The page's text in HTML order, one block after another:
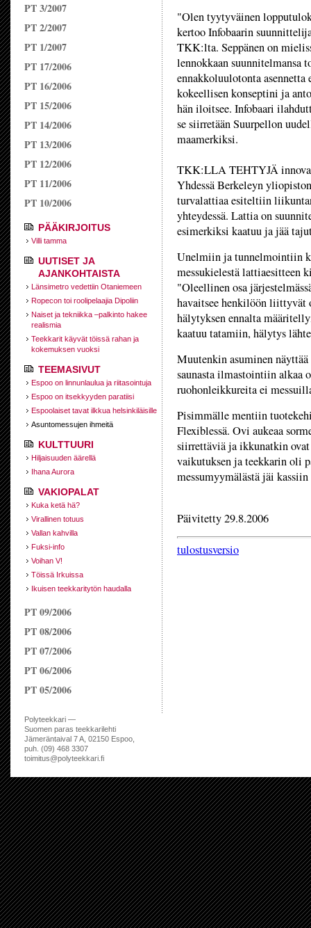
PT 3/2007
PT 2/2007
PT 1/2007
PT 17/2006
PT 16/2006
PT 15/2006
PT 14/2006
PT 13/2006
PT 12/2006
PT 11/2006
PT 10/2006
PÄÄKIRJOITUS
Villi tamma
UUTISET JA
AJANKOHTAISTA
Länsimetro vedettiin Otaniemeen
Ropecon toi roolipelaajia Dipoliin
Naiset ja tekniikka –palkinto hakee
realismia
Teekkarit käyvät töissä rahan ja
kokemuksen vuoksi
TEEMASIVUT
Espoo on linnunlaulua ja riitasointuja
Espoo on itsekkyyden paratiisi
Espoolaiset tavat ilkkua helsinkiläisille
Asuntomessujen ihmeitä
KULTTUURI
Hiljaisuuden äärellä
Ihana Aurora
VAKIOPALAT
Kuka ketä hä?
Virallinen totuus
Vallan kahvilla
Fuksi-info
Voihan V!
Töissä Irkuissa
Ikuisen teekkaritytön haudalla
PT 09/2006
PT 08/2006
PT 07/2006
PT 06/2006
PT 05/2006
"Olen tyytyväinen
kertoo Infobaarin
TKK:lta. Seppänen on
lennokkaan suunnitelmansa
ennakkoluulotonta
kokeellisen konseptini ja
hän iloitsee. Infobaari
se siirretään Suurpellon
maamerkiksi.
TKK:LLA TEHTYJÄ
Yhdessä Berkeleyn
turvalattiaa esiteltiin
yhteydessä. Lattia on
esimerkiksi kaatuu ja jää
Unelmiin ja tunnelmointiin
messukielestä lattiaesitteen
"Oleellinen osa
havaitsee henkilöön liittyvät
hälytyksen ennalta
kaatuu tatamiin, hälytys
Muutenkin asuminen
saunasta ilmastointiin alkaa
ruohonleikkureita ei
Pisimmälle mentiin
Flexiblessä. Ovi aukeaa
siirrettäviä ja ikkunatkin
vaikutuksen ja teekkarin oli
messumyymälästä jäi
Päivitetty 29.8.2006
tulostusversio
Polyteekkari —
Suomen paras teekkarilehti
Jämeräntaival 7 A, 02150 Espoo,
puh. (09) 468 3307
toimitus@polyteekkari.fi